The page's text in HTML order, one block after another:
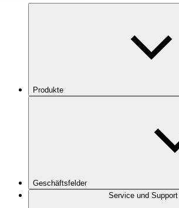
Produkte
Geschäftsfelder
Service und Support